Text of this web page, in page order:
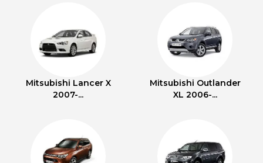
Mitsubishi Lancer X
2007-...
Mitsubishi Outlander
XL 2006-...